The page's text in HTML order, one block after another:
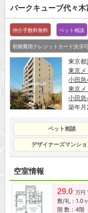
パークキューブ代々木
仲介手数料無料 ペット相談
初期費用クレジットカード決済
東京都
東京メ
小田急
東京メ
小田急
築年
ペット相談
デザイナーズマンショ
空室情報
29.0 万円
敷/礼：1.0
階 数：4階